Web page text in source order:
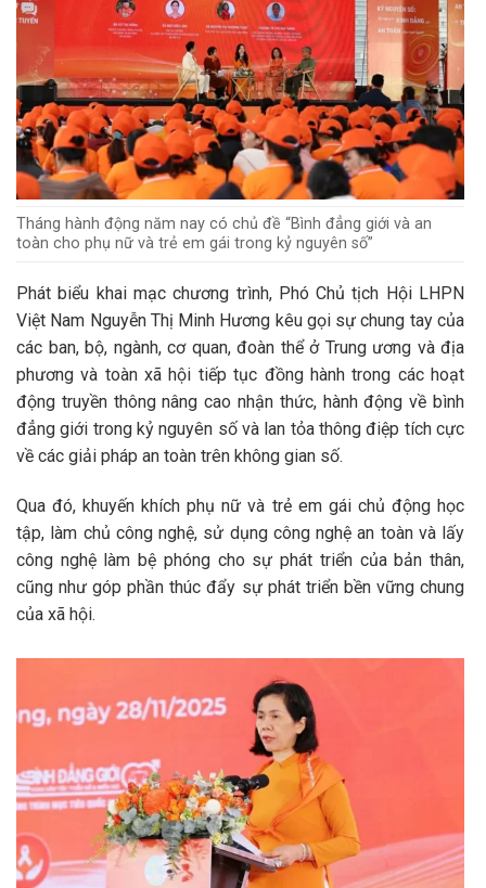
Tháng hành động năm nay có chủ đề “Bình đẳng giới và an
toàn cho phụ nữ và trẻ em gái trong kỷ nguyên số”
Phát biểu khai mạc chương trình, Phó Chủ tịch Hội LHPN
Việt Nam Nguyễn Thị Minh Hương kêu gọi sự chung tay của
các ban, bộ, ngành, cơ quan, đoàn thể ở Trung ương và địa
phương và toàn xã hội tiếp tục đồng hành trong các hoạt
động truyền thông nâng cao nhận thức, hành động về bình
đẳng giới trong kỷ nguyên số và lan tỏa thông điệp tích cực
về các giải pháp an toàn trên không gian số.
Qua đó, khuyến khích phụ nữ và trẻ em gái chủ động học
tập, làm chủ công nghệ, sử dụng công nghệ an toàn và lấy
công nghệ làm bệ phóng cho sự phát triển của bản thân,
cũng như góp phần thúc đẩy sự phát triển bền vững chung
của xã hội.